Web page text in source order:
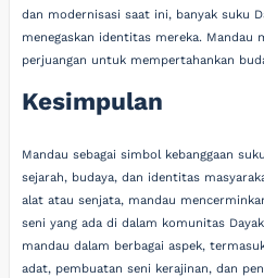
dan modernisasi saat ini, banyak suku
menegaskan identitas mereka. Mandau
perjuangan untuk mempertahankan
Kesimpulan
Mandau sebagai simbol kebanggaan
sejarah, budaya, dan identitas
alat atau senjata, mandau
seni yang ada di dalam komunitas
mandau dalam berbagai aspek,
adat, pembuatan seni kerajinan, dan